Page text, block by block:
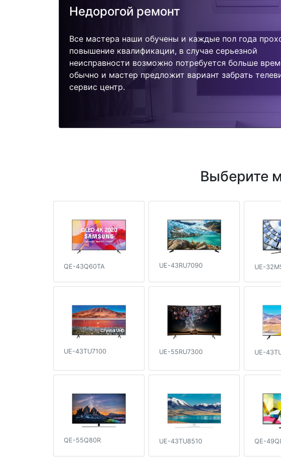
Недорогой ремонт
Все мастера наши обучены и каждые пол года
повышение квалификации, в случае серьезной
неисправности возможно потребуется больше
обычно и мастер предложит вариант забрать
сервис центр.
Выберите
QE-43Q60TA UE-43RU7090 UE-
UE-43TU7100 UE-55RU7300 UE-
QE-55Q80R UE-43TU8510 QE-